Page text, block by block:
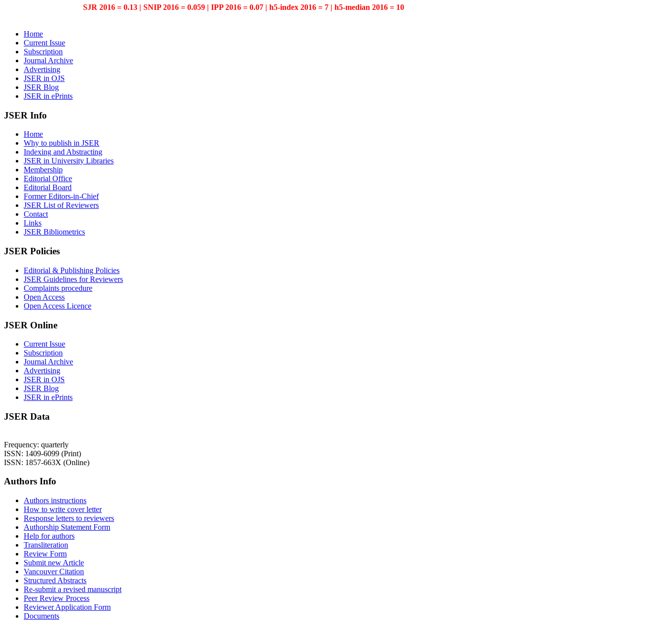
SJR 2016 = 0.13 | SNIP 2016 = 0.059 | IPP 2016 = 0.07 | h5-index 2016 = 7 | h5-median 2016 = 10
Home
Current Issue
Subscription
Journal Archive
Advertising
JSER in OJS
JSER Blog
JSER in ePrints
JSER Info
Home
Why to publish in JSER
Indexing and Abstracting
JSER in University Libraries
Membership
Editorial Office
Editorial Board
Former Editors-in-Chief
JSER List of Reviewers
Contact
Links
JSER Bibliometrics
JSER Policies
Editorial & Publishing Policies
JSER Guidelines for Reviewers
Complaints procedure
Open Access
Open Access Licence
JSER Online
Current Issue
Subscription
Journal Archive
Advertising
JSER in OJS
JSER Blog
JSER in ePrints
JSER Data
Frequency: quarterly
ISSN: 1409-6099 (Print)
ISSN: 1857-663X (Online)
Authors Info
Authors instructions
How to write cover letter
Response letters to reviewers
Authorship Statement Form
Help for authors
Transliteration
Review Form
Submit new Article
Vancouver Citation
Structured Abstracts
Re-submit a revised manuscript
Peer Review Process
Reviewer Application Form
Documents